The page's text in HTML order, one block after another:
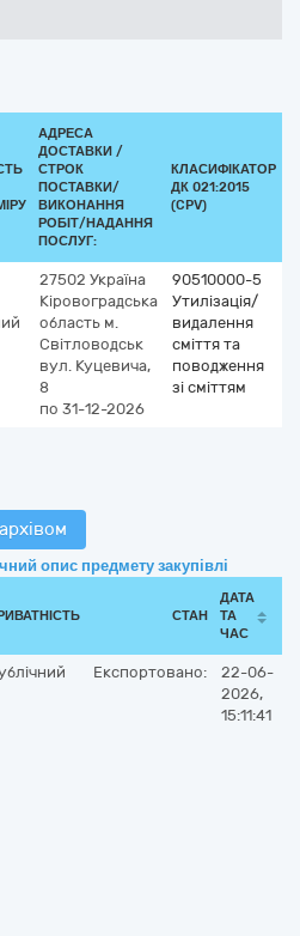
АДРЕСА
ДОСТАВКИ /
СТРОК
ПОСТАВКИ/
ВИКОНАННЯ
РОБІТ/НАДАННЯ
ПОСЛУГ:
КЛАСИФІКАТОР
ДК 021:2015
(CPV)
27502 Україна
Кіровоградська
область м.
Світловодськ
вул. Куцевича,
8
по 31-12-2026
90510000-5
Утилізація/
видалення
сміття та
поводження
зі сміттям
опис предмету закупівлі
СТАН
ДАТА
ТА
ЧАС
Експортовано:
22-06-
2026,
15:11:41